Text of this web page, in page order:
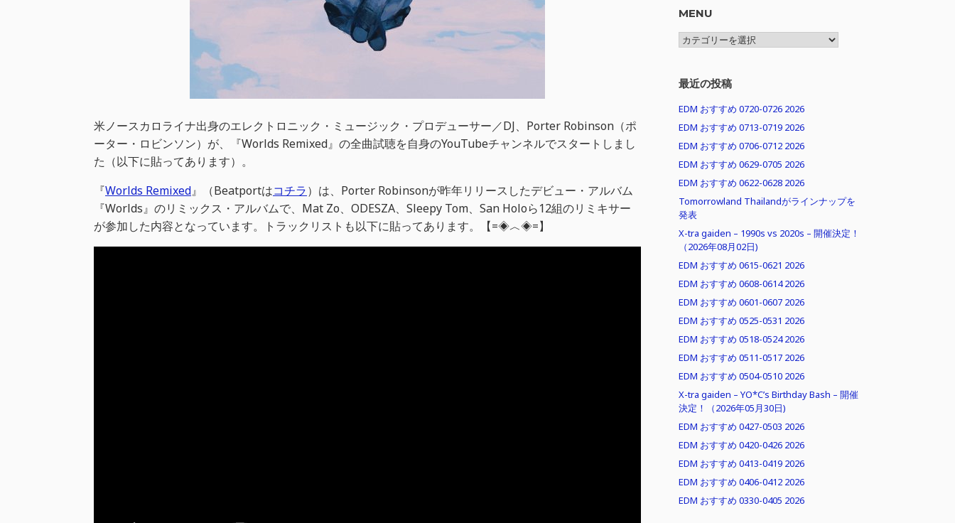
米ノースカロライナ出身のエレクトロニック・ミュージック・プロデューサー／DJ、Porter Robinson（ポ
ーター・ロビンソン）が、『Worlds Remixed』の全曲試聴を自身のYouTubeチャンネルでスタートしまし
た（以下に貼ってあります）。
『Worlds Remixed』（Beatportはコチラ）は、Porter Robinsonが昨年リリースしたデビュー・アルバム
『Worlds』のリミックス・アルバムで、Mat Zo、ODESZA、Sleepy Tom、San Holoら12組のリミキサー
が参加した内容となっています。トラックリストも以下に貼ってあります。【=◈︿◈=】
MENU
MENU
最近の投稿
EDM おすすめ 0720-0726 2026
EDM おすすめ 0713-0719 2026
EDM おすすめ 0706-0712 2026
EDM おすすめ 0629-0705 2026
EDM おすすめ 0622-0628 2026
Tomorrowland Thailandがラインナップを
発表
X-tra gaiden – 1990s vs 2020s – 開催決定！
（2026年08月02日)
EDM おすすめ 0615-0621 2026
EDM おすすめ 0608-0614 2026
EDM おすすめ 0601-0607 2026
EDM おすすめ 0525-0531 2026
EDM おすすめ 0518-0524 2026
EDM おすすめ 0511-0517 2026
EDM おすすめ 0504-0510 2026
X-tra gaiden – YO*C’s Birthday Bash – 開催
決定！（2026年05月30日)
EDM おすすめ 0427-0503 2026
EDM おすすめ 0420-0426 2026
EDM おすすめ 0413-0419 2026
EDM おすすめ 0406-0412 2026
EDM おすすめ 0330-0405 2026